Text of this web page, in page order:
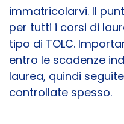
immatricolarvi. Il
per tutti i corsi di
tipo di TOLC.
entro le scadenze
laurea, quindi
controllate spesso.